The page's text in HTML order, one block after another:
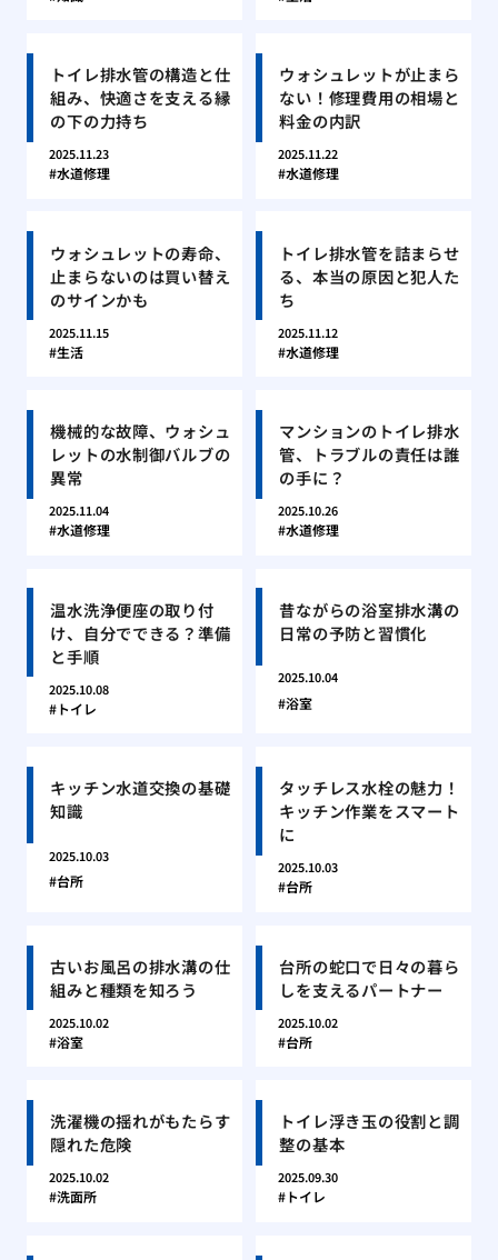
トイレ排水管の構造と仕
組み、快適さを支える縁
の下の力持ち
2025.11.23
水道修理
ウォシュレットが止まら
ない！修理費用の相場と
料金の内訳
2025.11.22
水道修理
ウォシュレットの寿命、
止まらないのは買い替え
のサインかも
2025.11.15
生活
トイレ排水管を詰まらせ
る、本当の原因と犯人た
ち
2025.11.12
水道修理
機械的な故障、ウォシュ
レットの水制御バルブの
異常
2025.11.04
水道修理
マンションのトイレ排水
管、トラブルの責任は誰
の手に？
2025.10.26
水道修理
温水洗浄便座の取り付
け、自分でできる？準備
と手順
2025.10.08
トイレ
昔ながらの浴室排水溝の
日常の予防と習慣化
2025.10.04
浴室
キッチン水道交換の基礎
知識
2025.10.03
台所
タッチレス水栓の魅力！
キッチン作業をスマート
に
2025.10.03
台所
古いお風呂の排水溝の仕
組みと種類を知ろう
2025.10.02
浴室
台所の蛇口で日々の暮ら
しを支えるパートナー
2025.10.02
台所
洗濯機の揺れがもたらす
隠れた危険
2025.10.02
洗面所
トイレ浮き玉の役割と調
整の基本
2025.09.30
トイレ